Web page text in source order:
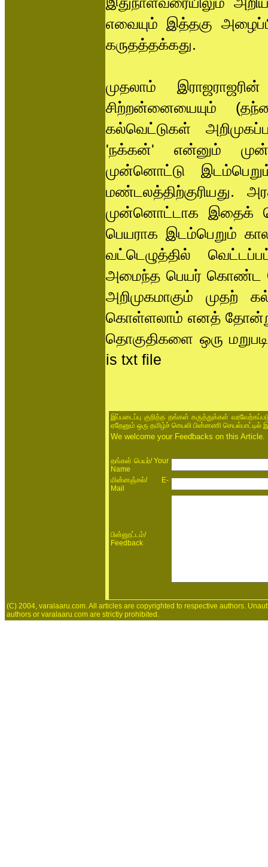
எவையும் இத்தகு
கருதத்தக்கது.
முதலாம்
சிற்றன்னையையும்
கல்வெட்டுகள்
'நக்கன்' என்னும்
முன்னொட்டு
மண்டலத்திற்குரியது.
முன்னொட்டாக இதைக்
பெயராக இடம்பெறும்
வட்டெழுத்தில்
அமைந்த பெயர் கொண்ட
அறிமுகமாகும் முதற்
கொள்ளலாம் எனத்
தொகுதிகளை ஒரு
is txt file
இப்படைப்பு குறித்த தங்கள் கருத்துக்கள்
ஏதேனும் ஒரு தமிழ்ச் செயலி பின்னணி செயல்பாட்டில்
We welcome your Feedbacks on this
தங்கள் பெயர்/ Your
Name
மின்னஞ்சல்/ E-
Mail
பின்னூட்டம்/
Feedback
(C) 2004, varalaaru.com. All articles are copyrighted to respective authors.
authors or varalaaru.com are strictly prohibited.